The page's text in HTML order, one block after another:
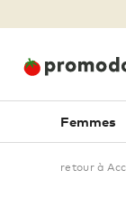
Femmes
retour à